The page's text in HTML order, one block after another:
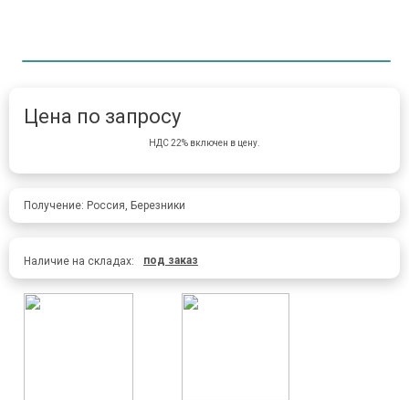
Цена по запросу
НДС 22% включен в цену.
Получение: Россия, Березники
Наличие на складах: под заказ